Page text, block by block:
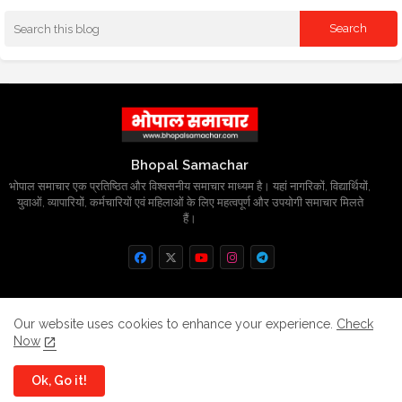
Bhopal Samachar
भोपाल समाचार एक प्रतिष्ठित और विश्वसनीय समाचार माध्यम है। यहां नागरिकों, विद्यार्थियों,
युवाओं, व्यापारियों, कर्मचारियों एवं महिलाओं के लिए महत्वपूर्ण और उपयोगी समाचार मिलते
हैं।
All Right Reserved Copyright
Home About Contact us
Privacy Policy
Our website uses cookies to enhance your experience. Check
Now
Ok, Go it!